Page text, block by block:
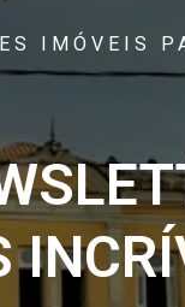
IMÓVEIS